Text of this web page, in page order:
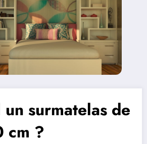
un surmatelas de
cm ?